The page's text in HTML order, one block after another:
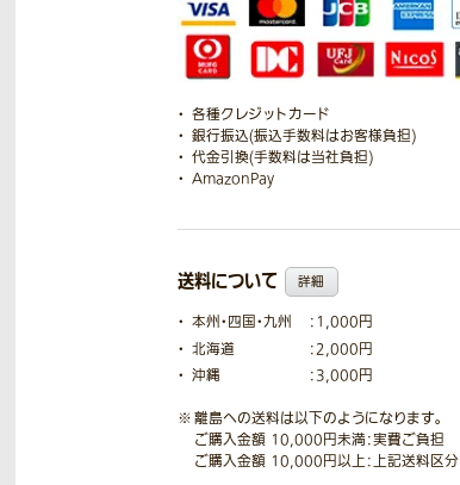
各種クレジットカード
銀行振込(振込手数料はお客様負担)
代金引換(手数料は当社負担)
AmazonPay
送料について 詳細
本州・四国・九州
：1,000円
北海道
：2,000円
沖縄
：3,000円
離島への送料は以下のようになります。
ご購入金額 10,000円未満：実費ご負担
ご購入金額 10,000円以上：上記送料区分